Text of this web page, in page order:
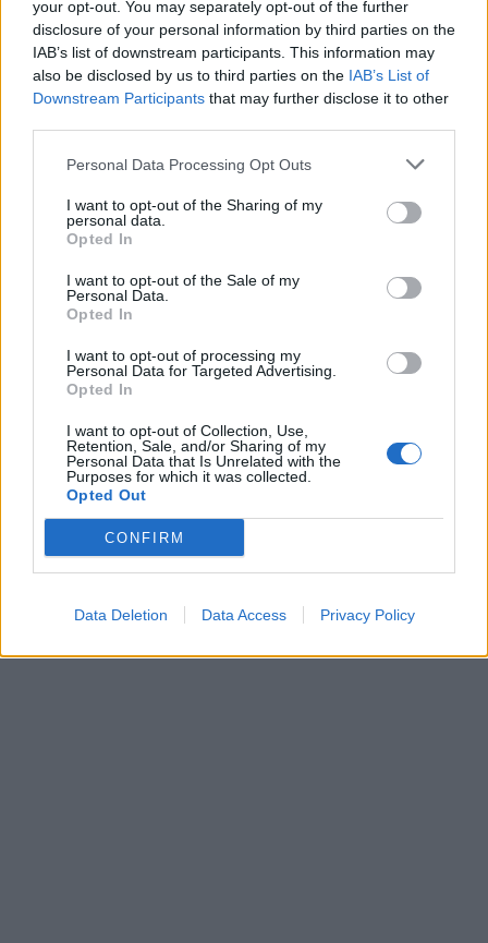
your opt-out. You may separately opt-out of the further
disclosure of your personal information by third parties on the
IAB’s list of downstream participants. This information may
also be disclosed by us to third parties on the IAB’s List of
Downstream Participants that may further disclose it to other
Personal Data Processing Opt Outs
I want to opt-out of the Sharing of my
personal data.
Opted In
I want to opt-out of the Sale of my
Personal Data.
Opted In
I want to opt-out of processing my
Personal Data for Targeted Advertising.
Opted In
I want to opt-out of Collection, Use,
Retention, Sale, and/or Sharing of my
Personal Data that Is Unrelated with the
Purposes for which it was collected.
Opted Out
CONFIRM
Data Deletion Data Access Privacy Policy
prevederla”, ha concluso.